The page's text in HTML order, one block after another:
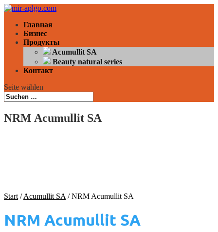
Главная
Бизнес
Продукты
Acumullit SA
Beauty natural series
Контакт
Seite wählen
NRM Acumullit SA
Start /Acumullit SA / NRM Acumullit SA
NRM Acumullit SA